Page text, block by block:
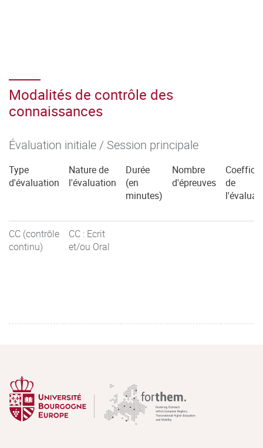
Modalités de contrôle des
connaissances
Évaluation initiale / Session principale
Type
d'évaluation
Nature de
l'évaluation
Durée
(en
minutes)
Nombre
d'épreuves
de
CC (contrôle
continu)
CC : Ecrit
et/ou Oral